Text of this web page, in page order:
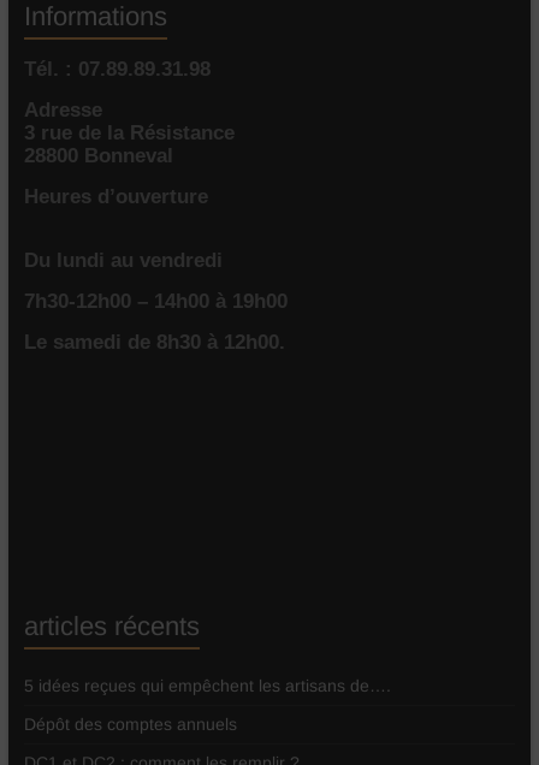
Informations
Tél. : 07.89.89.31.98
Adresse
3 rue de la Résistance
28800 Bonneval
Heures d’ouverture
Du lundi au vendredi
7h30-12h00 – 14h00 à 19h00
Le samedi de 8h30 à 12h00.
articles récents
5 idées reçues qui empêchent les artisans de….
Dépôt des comptes annuels